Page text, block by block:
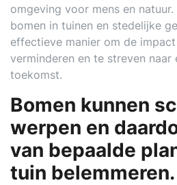
omgeving voor mens en
bomen in tuinen en stedelijke
effectieve manier om de
verminderen en te streven naar
toekomst.
Bomen kunnen
werpen en
van bepaalde
tuin belemmeren.